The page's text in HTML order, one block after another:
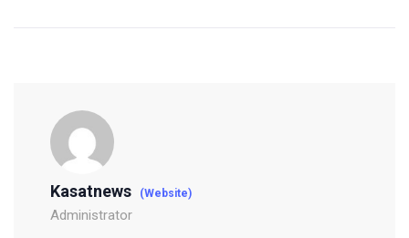
Kasatnews (Website)
Administrator